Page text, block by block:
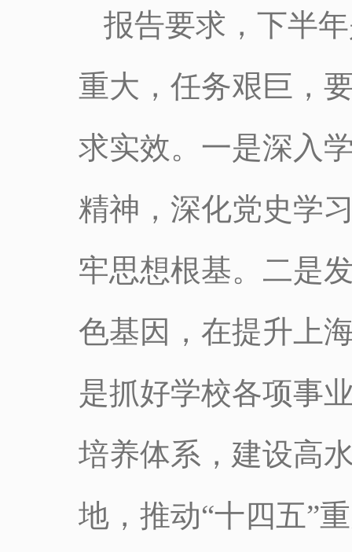
报告要求，下半
重大，任务艰巨，
求实效。一是深入
精神，深化党史学
牢思想根基。二是
色基因，在提升上
是抓好学校各项事
培养体系，建设高
地，推动“十四五”